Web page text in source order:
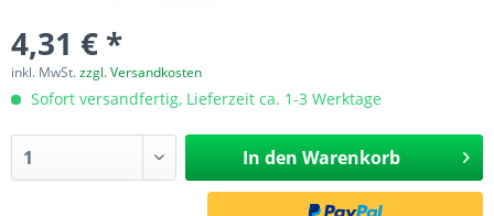
4,31 € *
inkl. MwSt.zzgl. Versandkosten
Sofort versandfertig, Lieferzeit ca. 1-3 Werktage
In den Warenkorb